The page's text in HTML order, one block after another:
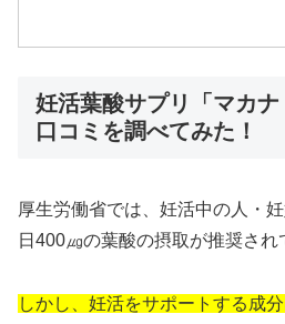
妊活葉酸サプリ「マカナ
口コミを調べてみた！
厚生労働省では、妊活中の人・
日400㎍の葉酸の摂取が推奨され
しかし、妊活をサポートする成